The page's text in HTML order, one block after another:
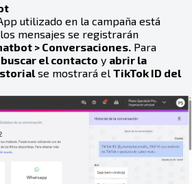
utilizado en la campaña está
mensajes se registrarán
> Conversaciones. Para
buscar el contacto y abrir la
se mostrará el TikTok ID del